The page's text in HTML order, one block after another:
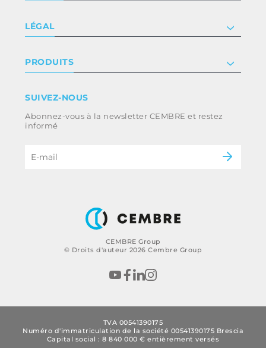
CEMBRE Group
© Droits d'auteur 2026 Cembre Group
Société
Certificat
Nous rejoindre
LÉGAL
Termes et conditions
Whistleblowing
Code d’éthique et politique anti-corruption
PRODUITS
Énergie
B2B Disclaimer
SUIVEZ-NOUS
Abonnez-vous à la newsletter CEMBRE et restez
informé
TVA 00541390175
Numéro d'immatriculation de la société 00541390175 Brescia
Capital social : 8 840 000 € entièrement versés